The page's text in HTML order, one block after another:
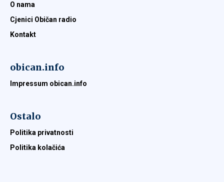
O nama
Cjenici Običan radio
Kontakt
obican.info
Impressum obican.info
Ostalo
Politika privatnosti
Politika kolačića